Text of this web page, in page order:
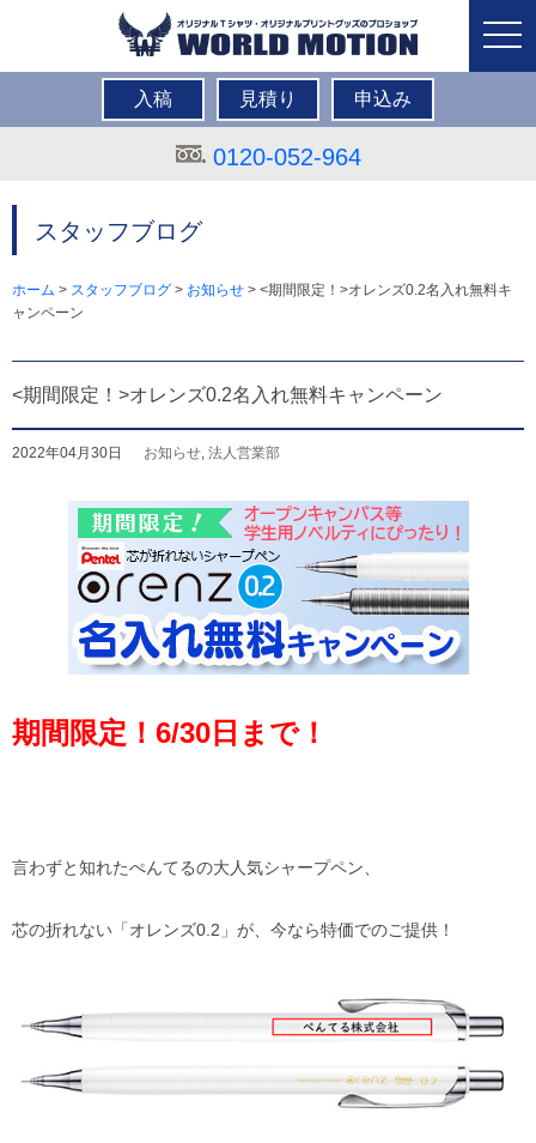
入稿 見積り 申込み
0120-052-964
スタッフブログ
ホーム > スタッフブログ > お知らせ > <期間限定！>オレンズ0.2名入れ無料キ
ャンペーン
<期間限定！>オレンズ0.2名入れ無料キャンペーン
2022年04月30日 お知らせ, 法人営業部
期間限定！6/30日まで！
言わずと知れたぺんてるの大人気シャープペン、
芯の折れない「オレンズ0.2」が、今なら特価でのご提供！